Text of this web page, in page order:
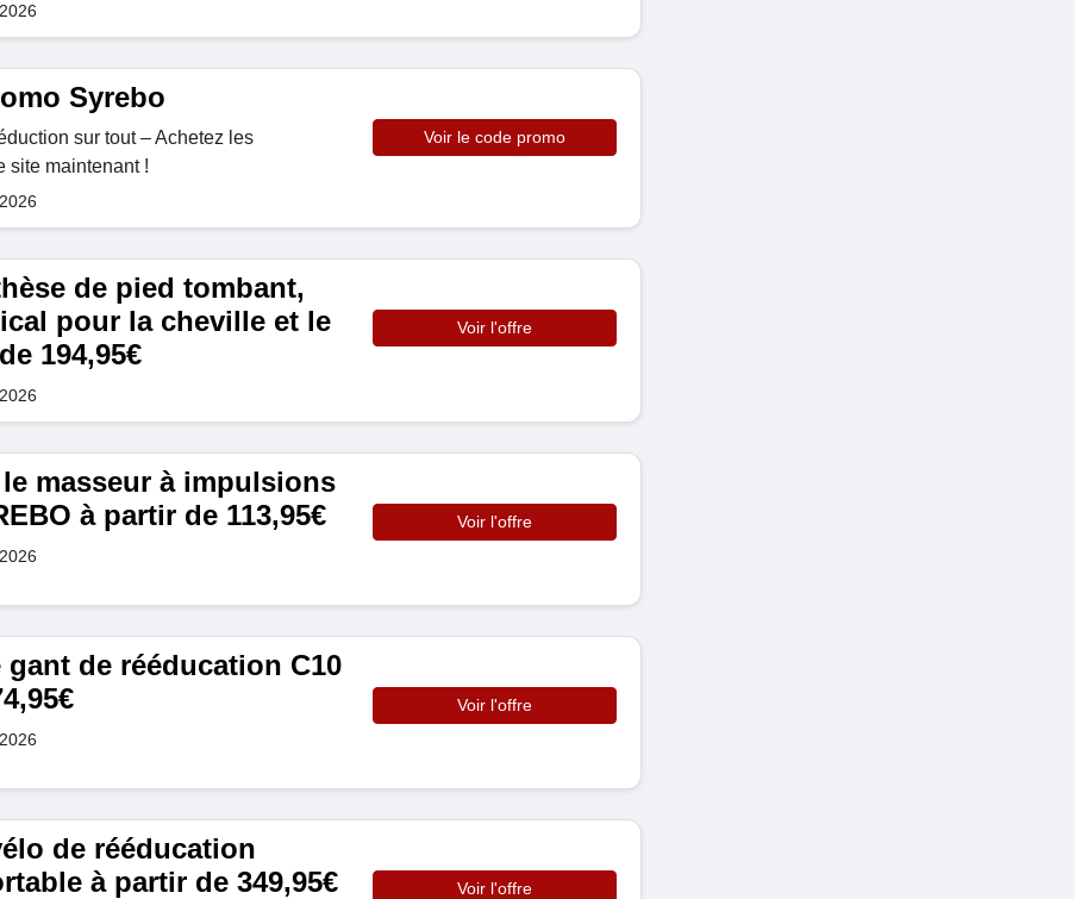
Syrebo
sur tout – Achetez les
site maintenant !
Voir le code promo
de pied tombant,
pour la cheville et le
194,95€
Voir l'offre
masseur à impulsions
à partir de 113,95€
Voir l'offre
gant de rééducation C10
Voir l'offre
de rééducation
à partir de 349,95€
Voir l'offre